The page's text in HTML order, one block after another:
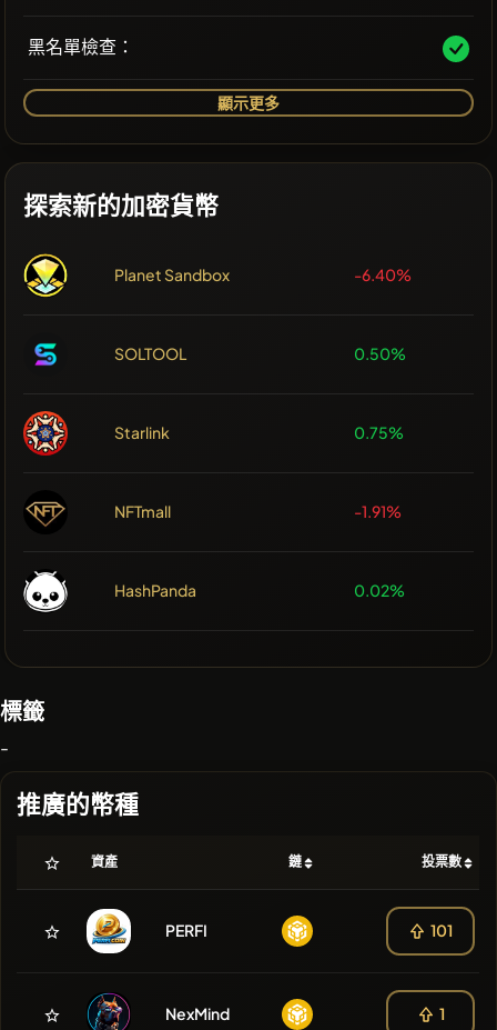
黑名單檢查：
顯示更多
探索新的加密貨幣
Planet Sandbox -6.40%
SOLTOOL 0.50%
Starlink 0.75%
NFTmall -1.91%
HashPanda 0.02%
標籤
-
推廣的幣種
資產 鏈 投票數
PERFI 101
NexMind 1